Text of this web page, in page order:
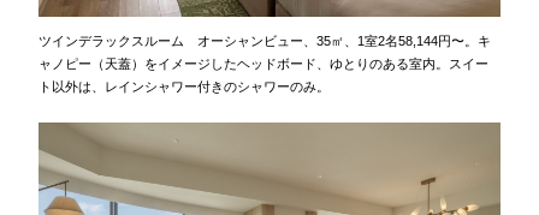
ツインデラックスルーム オーシャンビュー、35㎡、1室2名58,144円〜。キ
ャノピー（天蓋）をイメージしたヘッドボード、ゆとりのある室内。スイー
ト以外は、レインシャワー付きのシャワーのみ。